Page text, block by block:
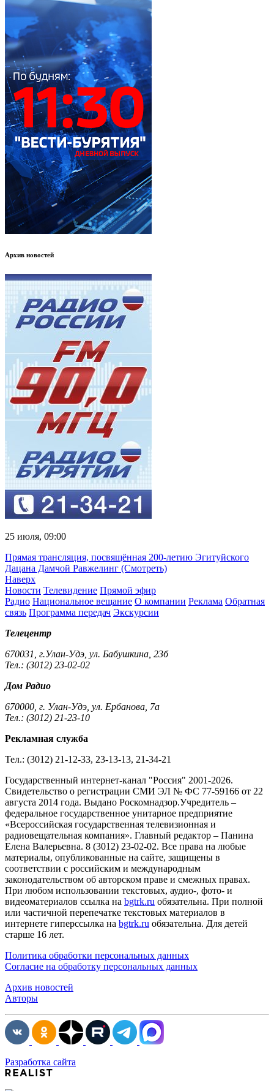
Архив новостей
25 июля, 09:00
Прямая трансляция, посвящённая 200-летию Эгитуйского
Дацана Дамчой Равжелинг (Смотреть)
Наверх
Новости Телевидение Прямой эфир
Радио Национальное вещание О компании Реклама Обратная
связь Программа передач Экскурсии
Телецентр
670031, г.Улан-Удэ, ул. Бабушкина, 23б
Тел.: (3012) 23-02-02
Дом Радио
670000, г. Улан-Удэ, ул. Ербанова, 7а
Тел.: (3012) 21-23-10
Рекламная служба
Тел.: (3012) 21-12-33, 23-13-13, 21-34-21
Государственный интернет-канал "Россия" 2001-2026.
Cвидетельство о регистрации СМИ ЭЛ № ФС 77-59166 от 22
августа 2014 года. Выдано Роскомнадзор.Учредитель –
федеральное государственное унитарное предприятие
«Всероссийская государственная телевизионная и
радиовещательная компания». Главный редактор – Панина
Елена Валерьевна. 8 (3012) 23-02-02. Все права на любые
материалы, опубликованные на сайте, защищены в
соответствии с российским и международным
законодательством об авторском праве и смежных правах.
При любом использовании текстовых, аудио-, фото- и
видеоматериалов ссылка на bgtrk.ru обязательна. При полной
или частичной перепечатке текстовых материалов в
интернете гиперссылка на bgtrk.ru обязательна. Для детей
старше 16 лет.
Политика обработки персональных данных
Согласие на обработку персональных данных
Архив новостей
Авторы
Разработка сайта